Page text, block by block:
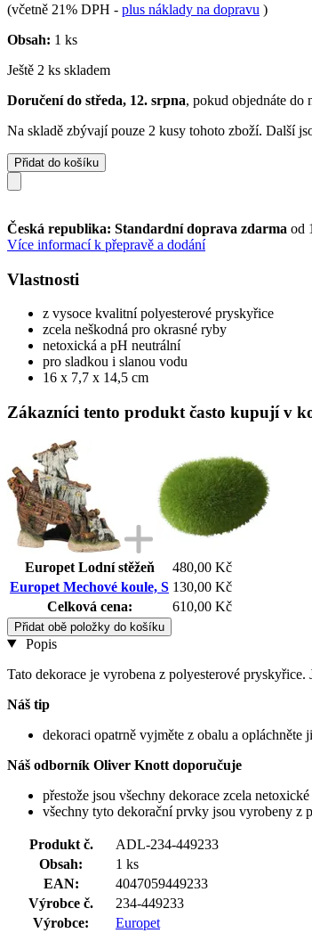
(včetně 21% DPH - plus náklady na dopravu )
Obsah: 1 ks
Ještě 2 ks skladem
Doručení do středa, 12. srpna, pokud objednáte do
Na skladě zbývají pouze 2 kusy tohoto zboží. Další
Přidat do košíku
Česká republika: Standardní doprava zdarma od
Více informací k přepravě a dodání
Vlastnosti
z vysoce kvalitní polyesterové pryskyřice
zcela neškodná pro okrasné ryby
netoxická a pH neutrální
pro sladkou i slanou vodu
16 x 7,7 x 14,5 cm
Zákazníci tento produkt často kupují v
Europet Lodní stěžeň
480,00 Kč
Europet Mechové koule, S 130,00 Kč
Celková cena:
610,00 Kč
Přidat obě položky do košíku
Popis
Tato dekorace je vyrobena z polyesterové
Náš tip
dekoraci opatrně vyjměte z obalu a opláchněte
Náš odborník Oliver Knott doporučuje
přestože jsou všechny dekorace zcela
všechny tyto dekorační prvky jsou vyrobeny z
Produkt č.
ADL-234-449233
Obsah:
1 ks
EAN:
4047059449233
Výrobce č.
234-449233
Výrobce:
Europet